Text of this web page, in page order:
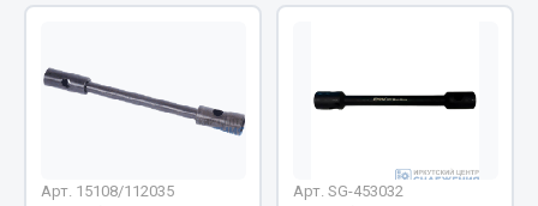
Патрубки
Показать ещё
Арт. 15108/112035 Арт. SG-453032